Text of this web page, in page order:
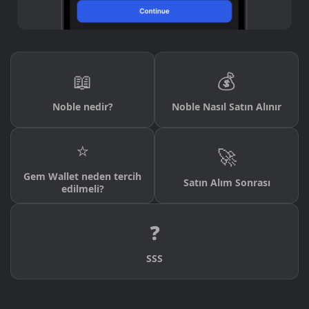
📖
Noble nedir?
💰
Noble Nasıl Satın Alınır
⭐
Gem Wallet neden tercih
edilmeli?
🚀
Satın Alım Sonrası
❓
SSS